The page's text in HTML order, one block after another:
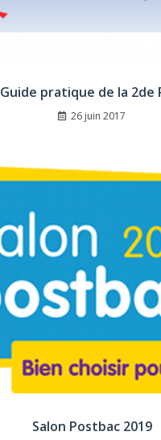
Guide pratique de la 2de
26 juin 2017
Salon Postbac 2019